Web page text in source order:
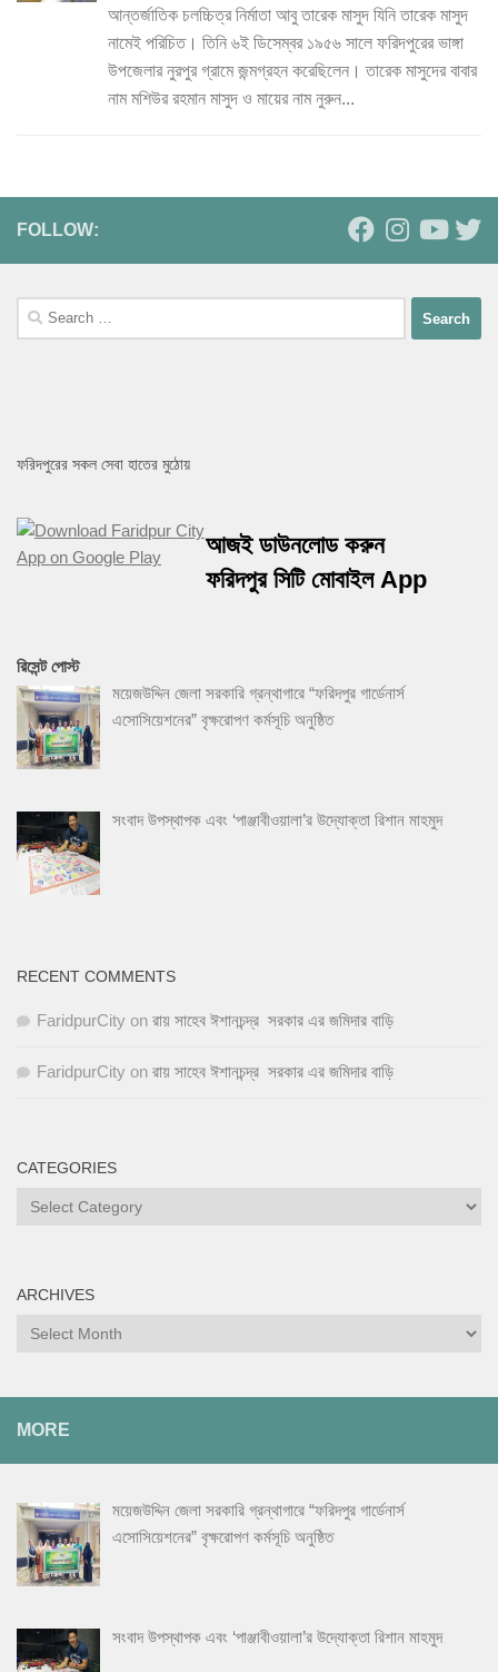
আন্তর্জাতিক চলচ্চিত্র নির্মাতা আবু তারেক মাসুদ ‍যিনি তারেক মাসুদ
নামেই পরিচিত। তিনি ৬ই ডিসেম্বর ১৯৫৬ সালে ফরিদপুরের ভাঙ্গা
উপজেলার নুরপুর গ্রামে জন্মগ্রহন করেছিলেন। তারেক মাসুদের বাবার
নাম মশিউর রহমান মাসুদ ও মায়ের নাম নুরুন...
FOLLOW:
Search
for:
ফরিদপুরের সকল সেবা হাতের মুঠোয়
আজই ডাউনলোড করুন
ফরিদপুর সিটি মোবাইল App
রিসেন্ট পোস্ট
ময়েজউদ্দিন জেলা সরকারি গ্রন্থাগারে “ফরিদপুর গার্ডেনার্স
এসোসিয়েশনের” বৃক্ষরোপণ কর্মসূচি অনুষ্ঠিত
সংবাদ উপস্থাপক এবং ‘পাঞ্জাবীওয়ালা’র উদ্যোক্তা রিশান মাহমুদ
RECENT COMMENTS
FaridpurCity on রায় সাহেব ঈশানচন্দ্র সরকার এর জমিদার বাড়ি
FaridpurCity on রায় সাহেব ঈশানচন্দ্র সরকার এর জমিদার বাড়ি
CATEGORIES
Categories
ARCHIVES
Archives
MORE
ময়েজউদ্দিন জেলা সরকারি গ্রন্থাগারে “ফরিদপুর গার্ডেনার্স
এসোসিয়েশনের” বৃক্ষরোপণ কর্মসূচি অনুষ্ঠিত
সংবাদ উপস্থাপক এবং ‘পাঞ্জাবীওয়ালা’র উদ্যোক্তা রিশান মাহমুদ